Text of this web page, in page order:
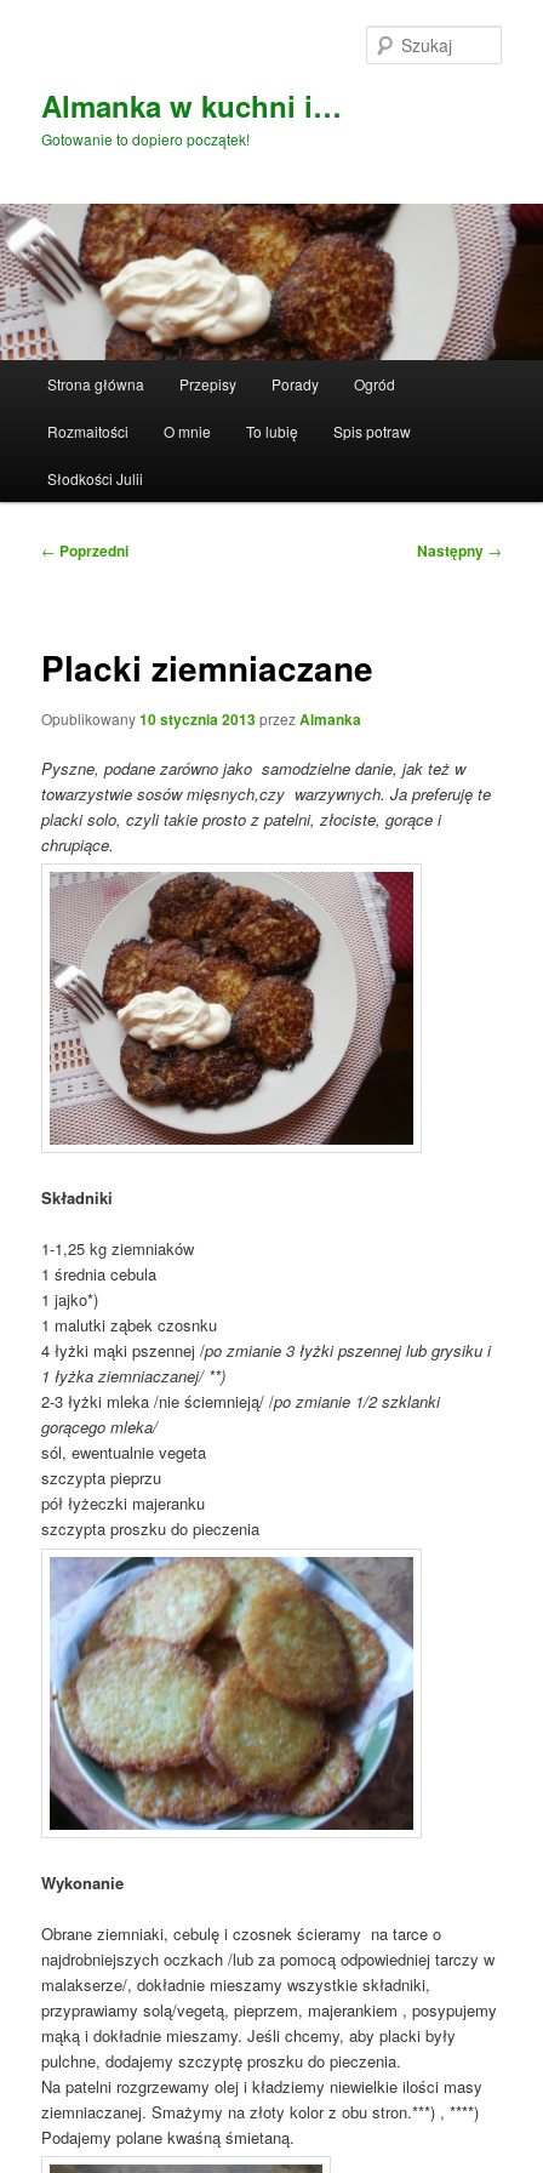
Almanka w kuchni i…
Gotowanie to dopiero początek!
Strona główna Przepisy Porady Ogród
Rozmaitości O mnie To lubię Spis potraw
Słodkości Julii
Nawigacja
← Poprzedni Następny →
Placki ziemniaczane
Opublikowany10 stycznia 2013przezAlmanka
Pyszne, podane zarówno jako samodzielne danie, jak też w
towarzystwie sosów mięsnych,czy warzywnych. Ja preferuję te
placki solo, czyli takie prosto z patelni, złociste, gorące i
chrupiące.
Składniki
1-1,25 kg ziemniaków
1 średnia cebula
1 jajko*)
1 malutki ząbek czosnku
4 łyżki mąki pszennej /po zmianie 3 łyżki pszennej lub grysiku i
1 łyżka ziemniaczanej/ **)
2-3 łyżki mleka /nie ściemnieją/ /po zmianie 1/2 szklanki
gorącego mleka/
sól, ewentualnie vegeta
szczypta pieprzu
pół łyżeczki majeranku
szczypta proszku do pieczenia
Wykonanie
Obrane ziemniaki, cebulę i czosnek ścieramy na tarce o
najdrobniejszych oczkach /lub za pomocą odpowiedniej tarczy w
malakserze/, dokładnie mieszamy wszystkie składniki,
przyprawiamy solą/vegetą, pieprzem, majerankiem , posypujemy
mąką i dokładnie mieszamy. Jeśli chcemy, aby placki były
pulchne, dodajemy szczyptę proszku do pieczenia.
Na patelni rozgrzewamy olej i kładziemy niewielkie ilości masy
ziemniaczanej. Smażymy na złoty kolor z obu stron.***) , ****)
Podajemy polane kwaśną śmietaną.